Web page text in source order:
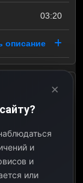
03:20
описание
женщина
познакомиться
14:30
×
и
и
или